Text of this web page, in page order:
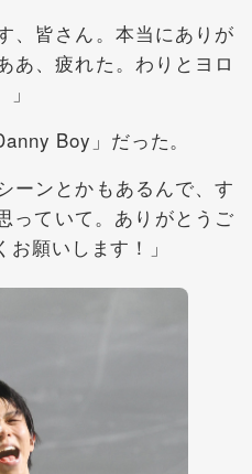
、皆さん。本当にありが
あ、疲れた。わりとヨロ
Boy」だった。
ーンとかもあるんで、す
っていて。ありがとうご
願いします！」